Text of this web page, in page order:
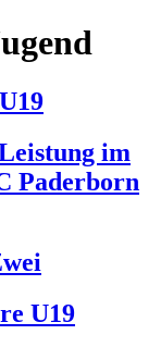
im
Paderborn
U19